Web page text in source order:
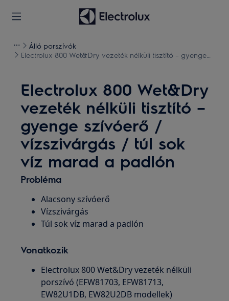
Álló porszívók
Electrolux 800 Wet&Dry vezeték nélküli tisztító – gyenge
Electrolux 800 Wet&Dry
vezeték nélküli tisztító –
gyenge szívóerő /
vízszivárgás / túl sok
víz marad a padlón
Probléma
Alacsony szívóerő
Vízszivárgás
Túl sok víz marad a padlón
Vonatkozik
Electrolux 800 Wet&Dry vezeték nélküli
porszívó (EFW81703, EFW81713,
EW82U1DB, EW82U2DB modellek)